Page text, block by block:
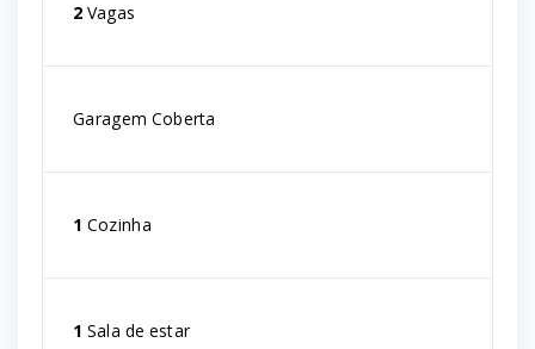
2 Vagas
Garagem Coberta
1 Cozinha
1 Sala de estar